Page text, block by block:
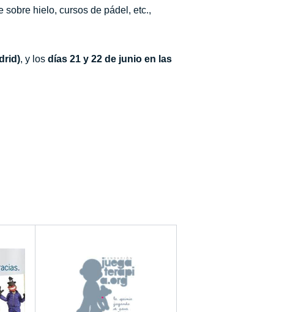
sobre hielo, cursos de pádel, etc.,
, y los días 21 y 22 de junio en las